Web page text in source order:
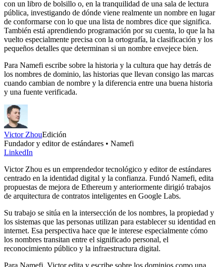
con un libro de bolsillo o, en la tranquilidad de una sala de lectura
pública, investigando de dónde viene realmente un nombre en lugar
de conformarse con lo que una lista de nombres dice que significa.
También está aprendiendo programación por su cuenta, lo que la ha
vuelto especialmente precisa con la ortografía, la clasificación y los
pequeños detalles que determinan si un nombre envejece bien.
Para Namefi escribe sobre la historia y la cultura que hay detrás de
los nombres de dominio, las historias que llevan consigo las marcas
cuando cambian de nombre y la diferencia entre una buena historia
y una fuente verificada.
Victor ZhouEdición
Fundador y editor de estándares • Namefi
LinkedIn
Victor Zhou es un emprendedor tecnológico y editor de estándares
centrado en la identidad digital y la confianza. Fundó Namefi, edita
propuestas de mejora de Ethereum y anteriormente dirigió trabajos
de arquitectura de contratos inteligentes en Google Labs.
Su trabajo se sitúa en la intersección de los nombres, la propiedad y
los sistemas que las personas utilizan para establecer su identidad en
internet. Esa perspectiva hace que le interese especialmente cómo
los nombres transitan entre el significado personal, el
reconocimiento público y la infraestructura digital.
Para Namefi, Victor edita y escribe sobre los dominios como una